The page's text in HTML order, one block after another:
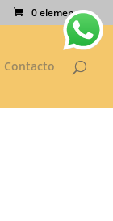
0 elementos
Contacto